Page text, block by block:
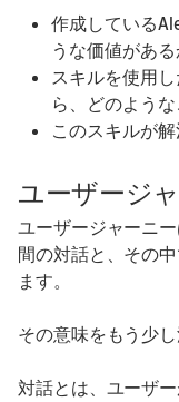
作成している
うな価値がある
スキルを使用
ら、どのよう
このスキルが
ユーザージ
ユーザージャーニ
間の対話と、その
ます。
その意味をもう少
対話とは、ユーザ